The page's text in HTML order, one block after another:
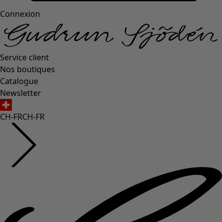
Connexion
Service client
Nos boutiques
Catalogue
Newsletter
CH-FRCH-FR